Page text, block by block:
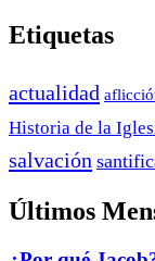
Etiquetas
actualidad
Historia de la
salvación
Últimos